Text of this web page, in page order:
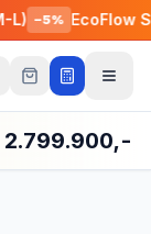
5% EcoFlow
2.799.900,-